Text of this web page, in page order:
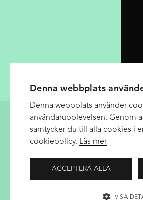
ADRESS
+46 (0)31- 368 32 99
Denna webbplats
Denna webbplats använder
användarupplevelsen. Genom
samtycker du till alla cookies i
cookiepolicy. Läs mer
ACCEPTERA ALLA
VISA